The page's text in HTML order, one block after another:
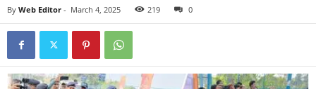
By Web Editor - March 4, 2025 219 0